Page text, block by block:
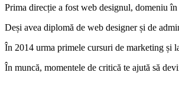
Prima direcție a fost web designul, domeniu
Deși avea diplomă de web designer și de
În 2014 urma primele cursuri de marketing și
În muncă, momentele de critică te ajută să